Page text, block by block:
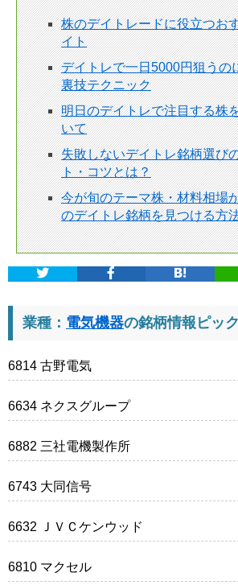
株のデイトレードに役立つお
イト
デイトレで一日5000円狙うの
裏技テクニック
明日のデイトレで注目する株
いて
失敗しないデイトレ銘柄選び
ト・コツとは？
今が旬のテーマ株・材料相場
のデイトレ銘柄を見つける方
業種： 電気機器の銘柄情報ピッ
6814 古野電気
6634 ネクスグループ
6882 三社電機製作所
6743 大同信号
6632 ＪＶＣケンウッド
6810 マクセル